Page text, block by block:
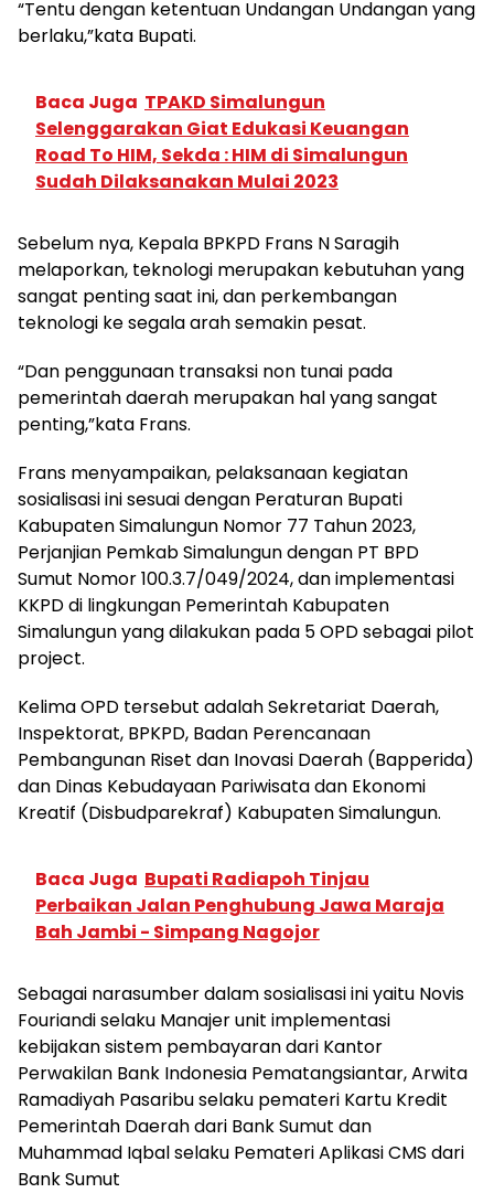
“Tentu dengan ketentuan Undangan Undangan yang
berlaku,”kata Bupati.
Baca Juga TPAKD Simalungun
Selenggarakan Giat Edukasi Keuangan
Road To HIM, Sekda : HIM di Simalungun
Sudah Dilaksanakan Mulai 2023
Sebelum nya, Kepala BPKPD Frans N Saragih
melaporkan, teknologi merupakan kebutuhan yang
sangat penting saat ini, dan perkembangan
teknologi ke segala arah semakin pesat.
“Dan penggunaan transaksi non tunai pada
pemerintah daerah merupakan hal yang sangat
penting,”kata Frans.
Frans menyampaikan, pelaksanaan kegiatan
sosialisasi ini sesuai dengan Peraturan Bupati
Kabupaten Simalungun Nomor 77 Tahun 2023,
Perjanjian Pemkab Simalungun dengan PT BPD
Sumut Nomor 100.3.7/049/2024, dan implementasi
KKPD di lingkungan Pemerintah Kabupaten
Simalungun yang dilakukan pada 5 OPD sebagai pilot
project.
Kelima OPD tersebut adalah Sekretariat Daerah,
Inspektorat, BPKPD, Badan Perencanaan
Pembangunan Riset dan Inovasi Daerah (Bapperida)
dan Dinas Kebudayaan Pariwisata dan Ekonomi
Kreatif (Disbudparekraf) Kabupaten Simalungun.
Baca Juga Bupati Radiapoh Tinjau
Perbaikan Jalan Penghubung Jawa Maraja
Bah Jambi - Simpang Nagojor
Sebagai narasumber dalam sosialisasi ini yaitu Novis
Fouriandi selaku Manajer unit implementasi
kebijakan sistem pembayaran dari Kantor
Perwakilan Bank Indonesia Pematangsiantar, Arwita
Ramadiyah Pasaribu selaku pemateri Kartu Kredit
Pemerintah Daerah dari Bank Sumut dan
Muhammad Iqbal selaku Pemateri Aplikasi CMS dari
Bank Sumut